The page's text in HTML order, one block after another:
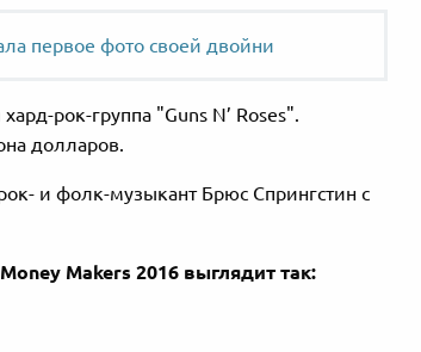
первое фото своей двойни
рок-группа "Guns N’ Roses".
долларов.
и фолк-музыкант Брюс Спрингстин с
Makers 2016 выглядит так: